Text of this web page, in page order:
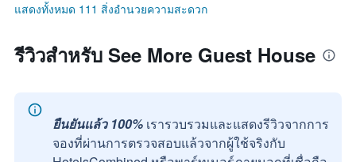
แสดงทั้งหมด 111 สิ่งอำนวยความสะดวก
รีวิวสำหรับ See More Guest House
ยืนยันแล้ว 100% เรารวบรวมและแสดงรีวิวจากการ
จองที่ผ่านการตรวจสอบแล้วจากผู้ใช้จริงกับ